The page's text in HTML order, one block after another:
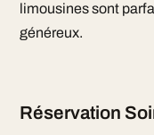
limousines sont
généreux.
Réservation